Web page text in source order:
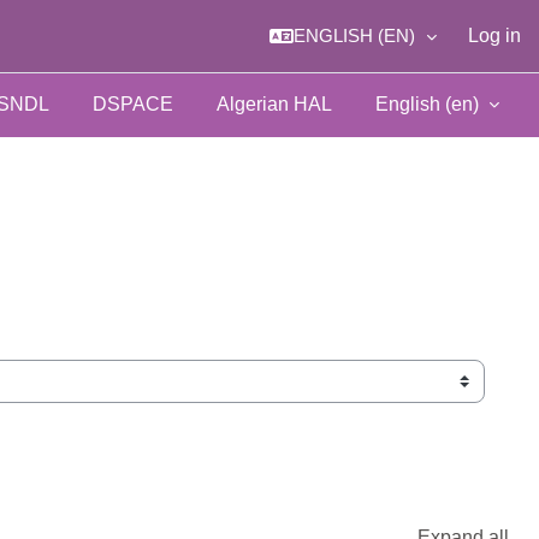
ENGLISH ‎(EN)‎ Log in
DSPACE Algerian HAL English ‎(en)‎